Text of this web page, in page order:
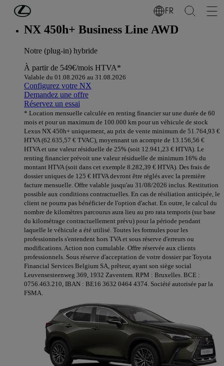
Passer au contenu principal (Appuyez sur Enter) FR
NX 450h+ Business Line AWD
Notre (plug-in) hybride
À partir de 549€/mois HTVA*
Valable du 01.08.2026 au 31.08.2026
Configurez votre NX
Demandez une offre
Réservez un essai
* Location mensuelle calculée en renting financier sur une durée de 60
mois et pour un maximum de 100.000 km pour un véhicule de stock
Lexus NX 450h+ uniquement, au prix de vente minimum de 51.764,93 €
HTVA (62.635,57 € TVAC), moyennant un acompte de 13.156,56 €
HTVA et une valeur résiduelle de 25% (soit 12.941,23 € HTVA). Le
renting financier prévoit une valeur résiduelle de minimum 16% du
montant HTVA (soit dans cet exemple 8.282,39 € HTVA). Des frais de
dossier uniques de 125 € HTVA devront être réglés avec la première
facture mensuelle. Offre valable jusqu'au 31/08/2026 inclus. Restitution
possible aux conditions contractuelles. En cas de résiliation anticipée, le
client ne pourra pas bénéficier de l'option d'achat. En outre, le calcul du
nombre de kilomètres parcourus aura lieu au pro rata temporis (sur base
du kilométrage contractuellement prévu) pour la période pendant
laquelle le véhicule a été utilisé. Toutes les formules pour les
professionnels s'entendent hors TVA et sous réserve d'erreurs ou
modifications. Action non cumulable. Offre réservée aux clients
professionnels. Sous réserve d'acceptation de votre dossier par Toyota
Financial Services Belgium SA, prêteur, ayant son siège social
Leuvensesteenweg 369, 1932 Zaventem. RPM : Bruxelles. BCE :
0756.463.210, IBAN : BE16 3632 0464 4374. Société autorisée par la
FSMA.